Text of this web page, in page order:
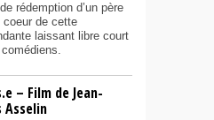
rédemption d’un père
coeur de cette
laissant libre court
– Film de Jean-
Asselin